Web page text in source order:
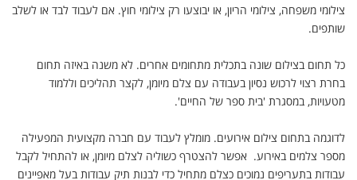
צילומי משפחה, צילומי הריון, או יבוצעו רק צילומי חוץ. אם לעבוד לבד או לשלב
שותפים.
כל תחום בצילום שונה בתכלית מתחומים אחרים. לא משנה באיזה תחום
בחרת רצוי לרכוש נסיון בעבודה עם צלם מיומן, לקצר תהליכים וללמוד
מטעויות, במסגרת 'בית ספר של החיים'.
לדוגמה בתחום צילום אירועים. מומלץ לעבוד עם חברה מקצועית המפעילה
מספר צלמים באירוע. אפשר להצטרף כשוליה לצלם מיומן, או להתחיל לקבל
עבודות בתעריפים נמוכים כצלם מתחיל כדי לבנות תיק עבודות בעל מאפיינים